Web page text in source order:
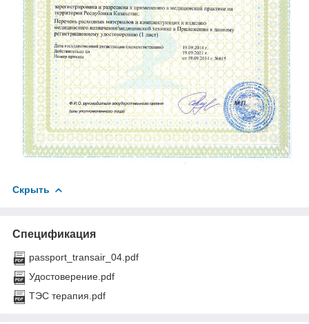
Скрыть
Спецификация
passport_transair_04.pdf
Удостоверение.pdf
ТЭС терапия.pdf